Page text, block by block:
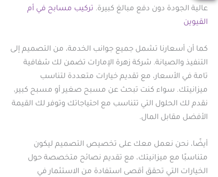
عالية الجودة دون دفع مبالغ كبيرة. تركيب مسابح في أم
القيوين
كما أن أسعارنا تشمل جميع جوانب الخدمة، من التصميم إلى
التنفيذ والصيانة. شركة زهرة الإمارات تضمن لك شفافية
تامة في الأسعار، مع تقديم خيارات متعددة لتناسب
ميزانيتك. سواء كنت تبحث عن مسبح صغير أو مسبح كبير،
نقدم لك الحلول التي تتناسب مع احتياجاتك وتوفر لك القيمة
الأفضل مقابل المال.
أيضًا، نحن نعمل معك على تخصيص التصميم ليكون
متناسبًا مع ميزانيتك، مع تقديم نصائح متخصصة حول
الخيارات التي تحقق أقصى استفادة من الاستثمار في